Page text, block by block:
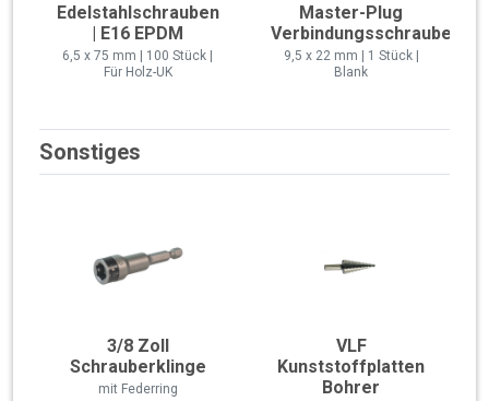
Edelstahlschrauben
| E16 EPDM
6,5 x 75 mm | 100 Stück |
Für Holz-UK
Master-Plug
Verbindungsschraube
9,5 x 22 mm | 1 Stück |
Blank
Sonstiges
3/8 Zoll
Schrauberklinge
mit Federring
VLF
Kunststoffplatten
Bohrer